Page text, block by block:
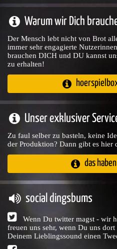
Warum wir Dich
Der Mensch lebt nicht von Brot
immer sehr engagierte
brauchen DICH und DU kannst
zu erhalten!
Unser exklusiver
Zu faul selber zu basteln, keine
der Produktion? Dann gibt es hier
das
social dingsbums
Wenn Du twitter magst - wir
freuen uns sehr, wenn Du uns
Deinem Lieblingssound einen